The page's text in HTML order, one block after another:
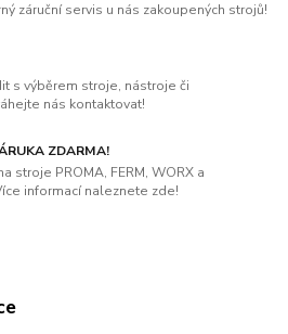
záruční servis u nás zakoupených strojů!
s výběrem stroje, nástroje či
nás kontaktovat!
ZDARMA!
stroje PROMA, FERM, WORX a
informací naleznete zde!